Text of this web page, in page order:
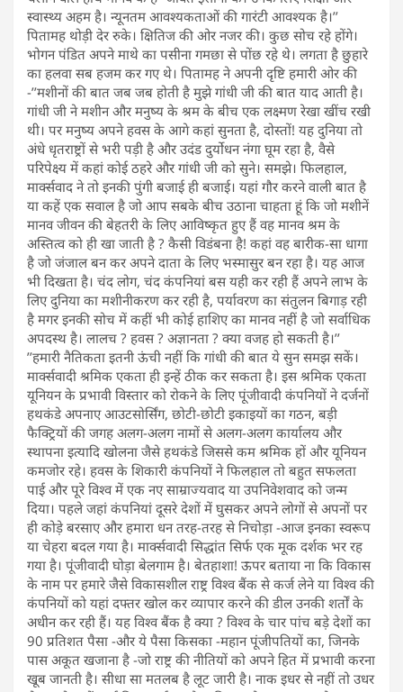
स्वास्थ्य अहम है। न्यूनतम आवश्यकताओं की गारंटी आवश्यक है।’’
पितामह थोड़ी देर रुके। क्षितिज की ओर नजर की। कुछ सोच रहे होंगे।
भोगन पंडित अपने माथे का पसीना गमछा से पोंछ रहे थे। लगता है छुहारे
का हलवा सब हजम कर गए थे। पितामह ने अपनी दृष्टि हमारी ओर की
-’’मशीनों की बात जब जब होती है मुझे गांधी जी की बात याद आती है।
गांधी जी ने मशीन और मनुष्य के श्रम के बीच एक लक्ष्मण रेखा खींच रखी
थी। पर मनुष्य अपने हवस के आगे कहां सुनता है, दोस्तों! यह दुनिया तो
अंधे धृतराष्ट्रों से भरी पड़ी है और उदंड दुर्योधन नंगा घूम रहा है, वैसे
परिपेक्ष्य में कहां कोई ठहरे और गांधी जी को सुने। समझे। फिलहाल,
मार्क्सवाद ने तो इनकी पुंगी बजाई ही बजाई। यहां गौर करने वाली बात है
या कहें एक सवाल है जो आप सबके बीच उठाना चाहता हूं कि जो मशीनें
मानव जीवन की बेहतरी के लिए आविष्कृत हुए हैं वह मानव श्रम के
अस्तित्व को ही खा जाती है ? कैसी विडंबना है! कहां वह बारीक-सा धागा
है जो जंजाल बन कर अपने दाता के लिए भस्मासुर बन रहा है। यह आज
भी दिखता है। चंद लोग, चंद कंपनियां बस यही कर रही हैं अपने लाभ के
लिए दुनिया का मशीनीकरण कर रही है, पर्यावरण का संतुलन बिगाड़ रही
है मगर इनकी सोच में कहीं भी कोई हाशिए का मानव नहीं है जो सर्वाधिक
अपदस्थ है। लालच ? हवस ? अज्ञानता ? क्या वजह हो सकती है।’’
’’हमारी नैतिकता इतनी ऊंची नहीं कि गांधी की बात ये सुन समझ सकें।
मार्क्सवादी श्रमिक एकता ही इन्हें ठीक कर सकता है। इस श्रमिक एकता
यूनियन के प्रभावी विस्तार को रोकने के लिए पूंजीवादी कंपनियों ने दर्जनों
हथकंडे अपनाए आउटसोर्सिंग, छोटी-छोटी इकाइयों का गठन, बड़ी
फैक्ट्रियों की जगह अलग-अलग नामों से अलग-अलग कार्यालय और
स्थापना इत्यादि खोलना जैसे हथकंडे जिससे कम श्रमिक हों और यूनियन
कमजोर रहे। हवस के शिकारी कंपनियों ने फिलहाल तो बहुत सफलता
पाई और पूरे विश्व में एक नए साम्राज्यवाद या उपनिवेशवाद को जन्म
दिया। पहले जहां कंपनियां दूसरे देशों में घुसकर अपने लोगों से अपनों पर
ही कोड़े बरसाए और हमारा धन तरह-तरह से निचोड़ा -आज इनका स्वरूप
या चेहरा बदल गया है। मार्क्सवादी सिद्धांत सिर्फ एक मूक दर्शक भर रह
गया है। पूंजीवादी घोड़ा बेलगाम है। बेतहाशा! ऊपर बताया ना कि विकास
के नाम पर हमारे जैसे विकासशील राष्ट्र विश्व बैंक से कर्ज लेने या विश्व की
कंपनियों को यहां दफ्तर खोल कर व्यापार करने की डील उनकी शर्तों के
अधीन कर रही हैं। यह विश्व बैंक है क्या ? विश्व के चार पांच बड़े देशों का
90 प्रतिशत पैसा -और ये पैसा किसका -महान पूंजीपतियों का, जिनके
पास अकूत खजाना है -जो राष्ट्र की नीतियों को अपने हित में प्रभावी करना
खूब जानती है। सीधा सा मतलब है लूट जारी है। नाक इधर से नहीं तो उधर